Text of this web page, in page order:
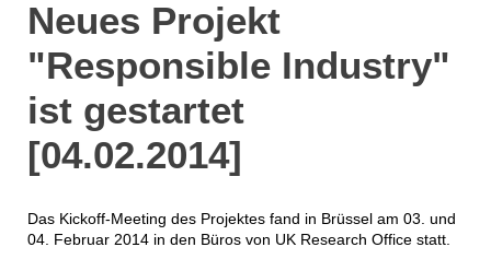
Neues Projekt
"Responsible Industry"
ist gestartet
[04.02.2014]
Das Kickoff-Meeting des Projektes fand in Brüssel am 03. und
04. Februar 2014 in den Büros von UK Research Office statt.